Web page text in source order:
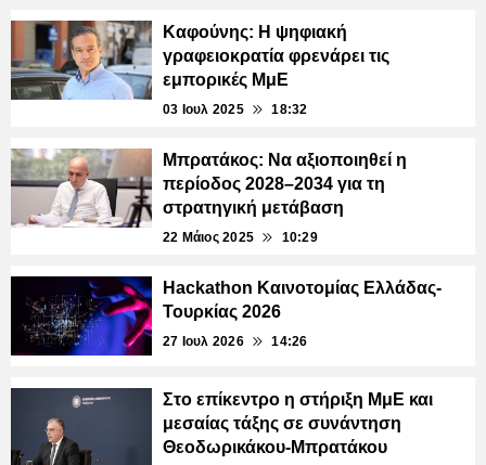
Καφούνης: Η ψηφιακή
γραφειοκρατία φρενάρει τις
εμπορικές ΜμΕ
03 Ιουλ 2025 18:32
Μπρατάκος: Να αξιοποιηθεί η
περίοδος 2028–2034 για τη
στρατηγική μετάβαση
22 Μάιος 2025 10:29
Hackathon Καινοτομίας Ελλάδας-
Τουρκίας 2026
27 Ιουλ 2026 14:26
Στο επίκεντρο η στήριξη ΜμΕ και
μεσαίας τάξης σε συνάντηση
Θεοδωρικάκου-Μπρατάκου